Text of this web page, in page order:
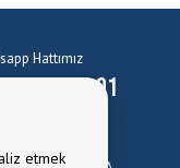
Hattımız
372 10 01
etmek